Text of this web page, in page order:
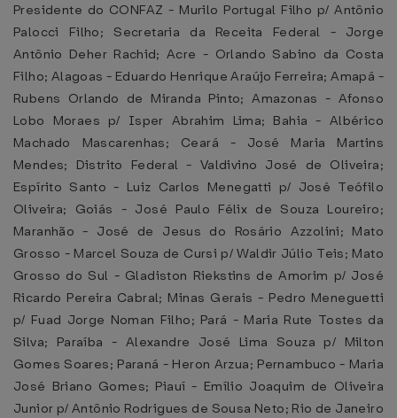
Presidente do CONFAZ - Murilo Portugal Filho p/ Antônio
Palocci Filho; Secretaria da Receita Federal - Jorge
Antônio Deher Rachid; Acre - Orlando Sabino da Costa
Filho; Alagoas - Eduardo Henrique Araújo Ferreira; Amapá -
Rubens Orlando de Miranda Pinto; Amazonas - Afonso
Lobo Moraes p/ Isper Abrahim Lima; Bahia - Albérico
Machado Mascarenhas; Ceará - José Maria Martins
Mendes; Distrito Federal - Valdivino José de Oliveira;
Espírito Santo - Luiz Carlos Menegatti p/ José Teófilo
Oliveira; Goiás - José Paulo Félix de Souza Loureiro;
Maranhão - José de Jesus do Rosário Azzolini; Mato
Grosso - Marcel Souza de Cursi p/ Waldir Júlio Teis; Mato
Grosso do Sul - Gladiston Riekstins de Amorim p/ José
Ricardo Pereira Cabral; Minas Gerais - Pedro Meneguetti
p/ Fuad Jorge Noman Filho; Pará - Maria Rute Tostes da
Silva; Paraíba - Alexandre José Lima Souza p/ Milton
Gomes Soares; Paraná - Heron Arzua; Pernambuco - Maria
José Briano Gomes; Piauí - Emílio Joaquim de Oliveira
Junior p/ Antônio Rodrigues de Sousa Neto; Rio de Janeiro